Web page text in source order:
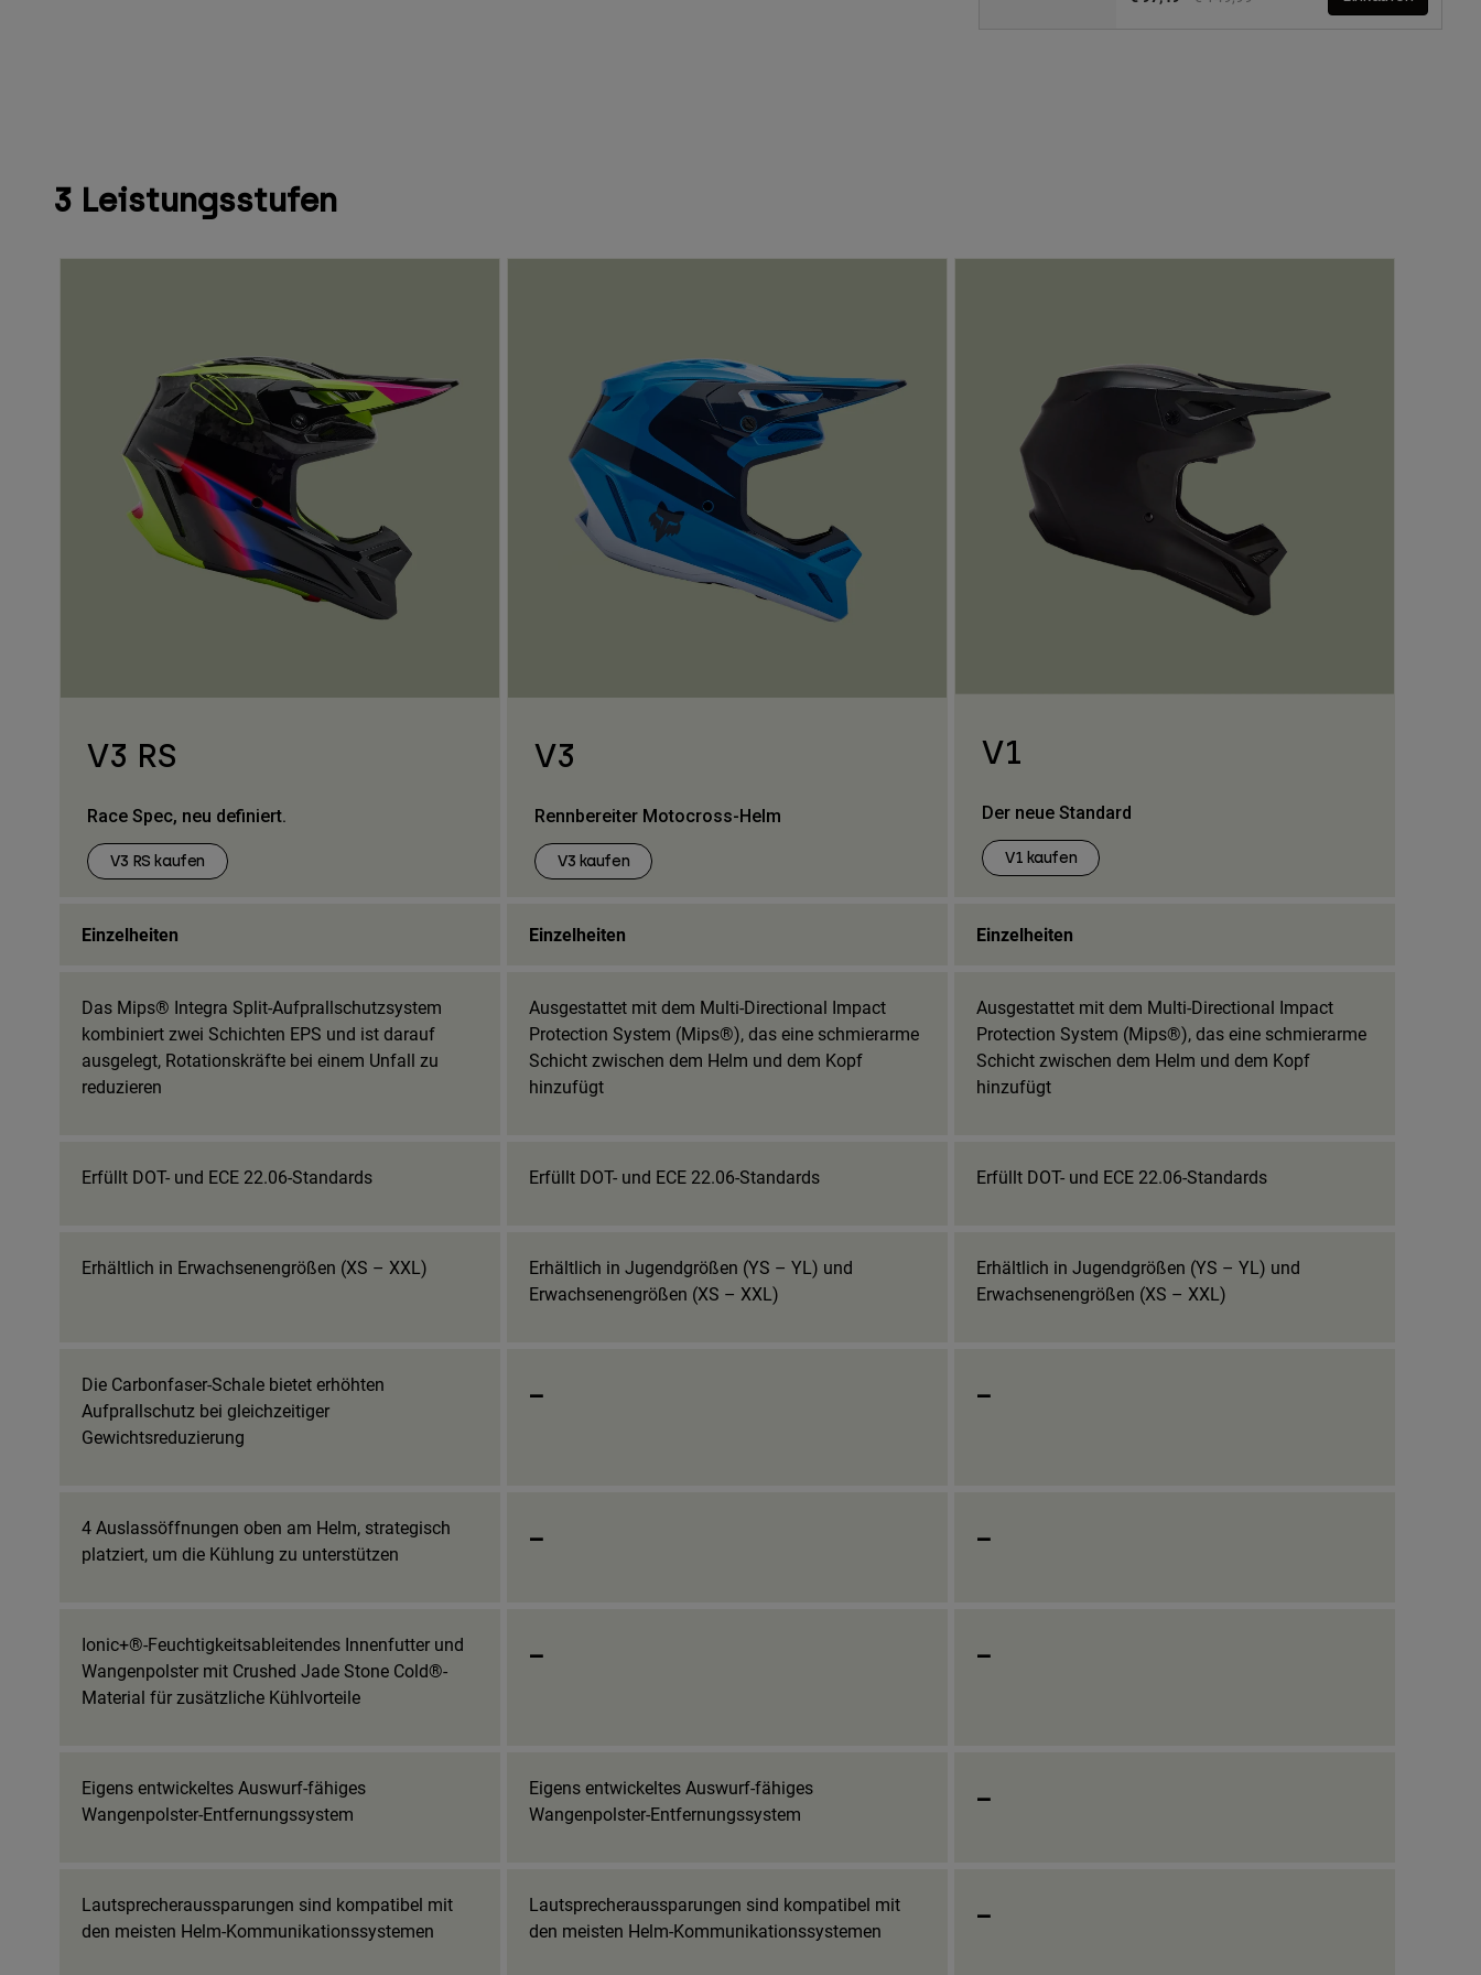
3 Leistungsstufen
V3 RS
Race Spec, neu definiert.
V3 RS kaufen
V3
Rennbereiter Motocross-Helm
V3 kaufen
V1
Der neue Standard
V1 kaufen
Einzelheiten Einzelheiten Einzelheiten
Das Mips® Integra Split-Aufprallschutzsystem
kombiniert zwei Schichten EPS und ist darauf
ausgelegt, Rotationskräfte bei einem Unfall zu
reduzieren
Ausgestattet mit dem Multi-Directional Impact
Protection System (Mips®), das eine schmierarme
Schicht zwischen dem Helm und dem Kopf
hinzufügt
Ausgestattet mit dem Multi-Directional Impact
Protection System (Mips®), das eine schmierarme
Schicht zwischen dem Helm und dem Kopf
hinzufügt
Erfüllt DOT- und ECE 22.06-Standards Erfüllt DOT- und ECE 22.06-Standards Erfüllt DOT- und ECE 22.06-Standards
Erhältlich in Erwachsenengrößen (XS – XXL)
Erhältlich in Jugendgrößen (YS – YL) und
Erwachsenengrößen (XS – XXL)
Erhältlich in Jugendgrößen (YS – YL) und
Erwachsenengrößen (XS – XXL)
Die Carbonfaser-Schale bietet erhöhten
Aufprallschutz bei gleichzeitiger
Gewichtsreduzierung
_ _
4 Auslassöffnungen oben am Helm, strategisch
platziert, um die Kühlung zu unterstützen
_ _
Ionic+®-Feuchtigkeitsableitendes Innenfutter und
Wangenpolster mit Crushed Jade Stone Cold®-
Material für zusätzliche Kühlvorteile
_ _
Eigens entwickeltes Auswurf-fähiges
Wangenpolster-Entfernungssystem
Eigens entwickeltes Auswurf-fähiges
Wangenpolster-Entfernungssystem
_
Lautsprecheraussparungen sind kompatibel mit
den meisten Helm-Kommunikationssystemen
Lautsprecheraussparungen sind kompatibel mit
den meisten Helm-Kommunikationssystemen
_